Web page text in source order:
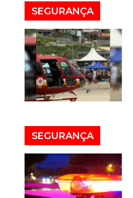
SEGURANÇA
SEGURANÇA